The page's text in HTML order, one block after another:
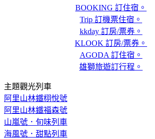
BOOKING 訂住宿。
Trip 訂機票住宿。
kkday 訂房/票券。
KLOOK 訂房/票券。
AGODA 訂住宿。
雄獅旅遊訂行程。
主題觀光列車
阿里山林鐵栩悅號
阿里山林鐵福森號
山嵐號．旬味列車
海風號．甜點列車